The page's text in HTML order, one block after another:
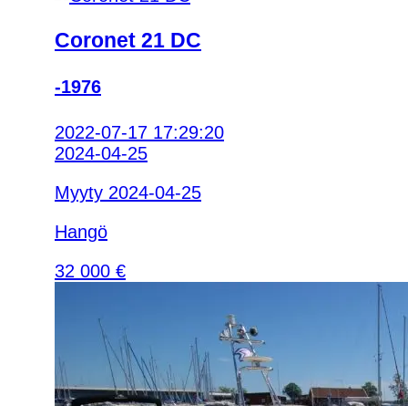
Coronet 21 DC
-1976
2022-07-17 17:29:20
2024-04-25
Myyty 2024-04-25
Hangö
32 000 €